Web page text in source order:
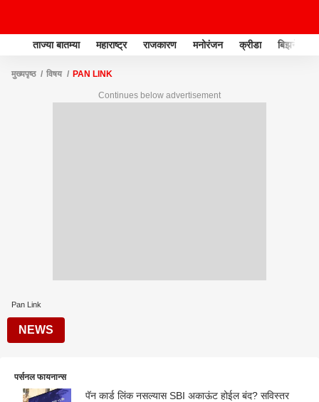
ताज्या बातम्या महाराष्ट्र राजकारण मनोरंजन क्रीडा बिझनेस
मुख्यपृष्ठ विषय PAN LINK
Continues below advertisement
Pan Link
NEWS
पर्सनल फायनान्स
पॅन कार्ड लिंक नसल्यास SBI अकाऊंट होईल बंद? सविस्तर